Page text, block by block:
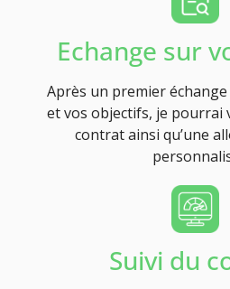
Echange sur
Après un premier
et vos objectifs, je pourrai
contrat ainsi qu’une
Suivi du